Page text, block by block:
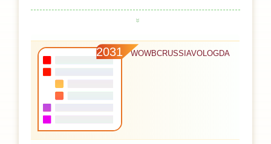
2031 WOWBCRUSSIAVOLOGDA